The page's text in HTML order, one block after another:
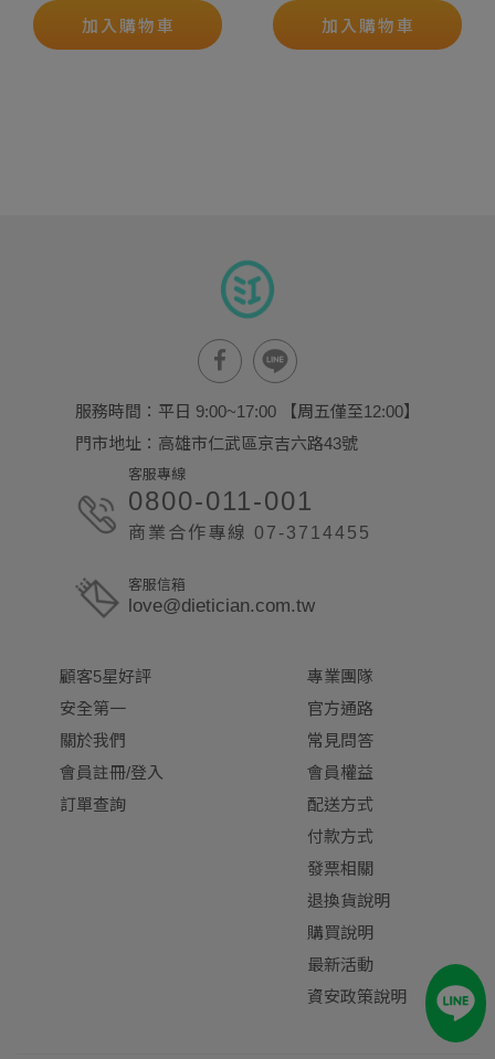
加入購物車 加入購物車
顧客5星好評
安全第一
關於我們
會員註冊/登入
訂單查詢
專業團隊
官方通路
常見問答
會員權益
配送方式
付款方式
發票相關
退換貨說明
購買說明
最新活動
資安政策說明
服務時間：平日 9:00~17:00 【周五僅至12:00】
門市地址：高雄市仁武區京吉六路43號
客服專線
0800-011-001
商業合作專線 07-3714455
客服信箱
love@dietician.com.tw